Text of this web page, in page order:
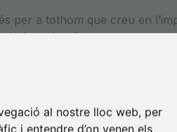
al nostre lloc web, per
i entendre d’on venen els
per a tothom que creu en
amb valors.